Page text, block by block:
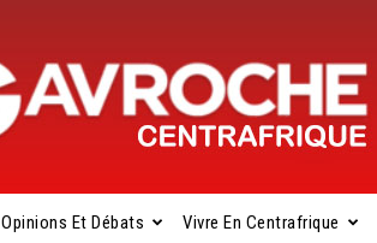
Opinions Et Débats Vivre En Centrafrique